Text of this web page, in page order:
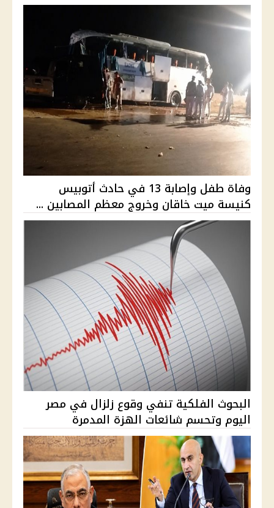
وفاة طفل وإصابة 13 في حادث أتوبيس
كنيسة ميت خاقان وخروج معظم المصابين ...
البحوث الفلكية تنفي وقوع زلزال في مصر
اليوم وتحسم شائعات الهزة المدمرة